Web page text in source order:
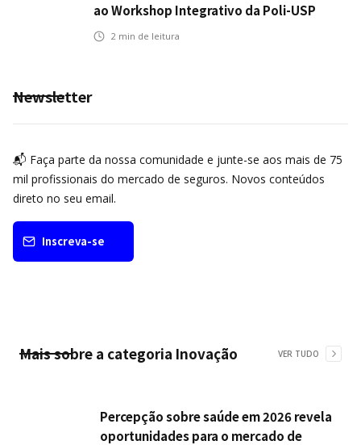
ao Workshop Integrativo da Poli-USP
2 min de leitura
Newsletter
📬 Faça parte da nossa comunidade e junte-se aos mais de 75
mil profissionais do mercado de seguros. Novos conteúdos
direto no seu email.
Inscreva-se
Mais sobre a categoria Inovação VER TUDO
Percepção sobre saúde em 2026 revela
oportunidades para o mercado de